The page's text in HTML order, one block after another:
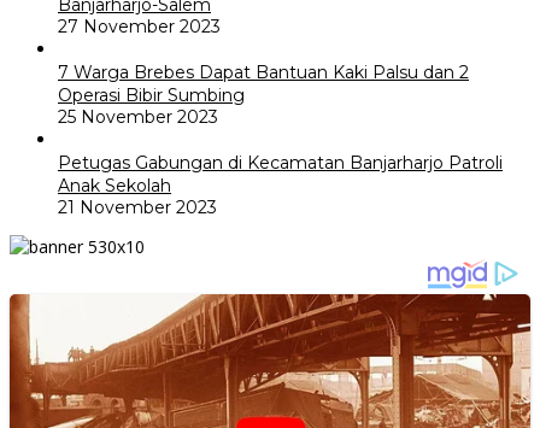
Banjarharjo-Salem
27 November 2023
7 Warga Brebes Dapat Bantuan Kaki Palsu dan 2
Operasi Bibir Sumbing
25 November 2023
Petugas Gabungan di Kecamatan Banjarharjo Patroli
Anak Sekolah
21 November 2023